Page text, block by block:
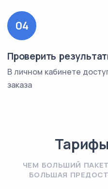
04
Проверить
В личном кабинете
заказа
ЧЕМ БОЛЬШИЙ
БОЛЬШАЯ